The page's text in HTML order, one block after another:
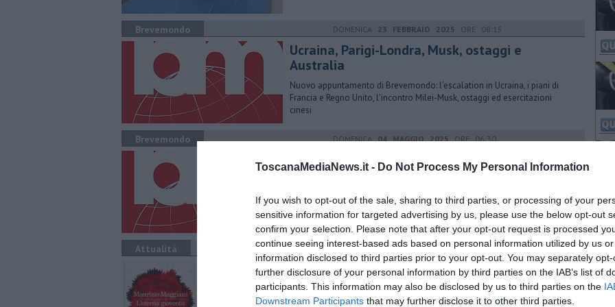
ToscanaMediaNews.it - Do Not Process My Personal Information
If you wish to opt-out of the sale, sharing to third parties, or processing of your
sensitive information for targeted advertising by us, please use the below opt-out
confirm your selection. Please note that after your opt-out request is processed
continue seeing interest-based ads based on personal information utilized by us
information disclosed to third parties prior to your opt-out. You may separately
further disclosure of your personal information by third parties on the IAB’s list of
participants. This information may also be disclosed by us to third parties on the
Downstream Participants that may further disclose it to other third parties.
Brevemondo DOMENICA 23 FEBBRAIO 2025 ORE 08:15
Ucraina, Parigi-Londra, Musk, ostaggi e
Australia
Nuovo appuntamento di Brevemondo: l'escalation in Ucraina, i piani di
Francia e Regno Unito, l'incontro Milei-Musk, ostaggi ed esercitazioni
cinesi
Brevemondo DOMENICA04 MAGGIO 2025ORE 06:30
Accordo Usa-Ucraina, conclave, Cina e AfD
Attualità GIOVEDÌ20 GIUGNO 2024 ORE 08:00
​Stregati!
"​Stregati!" nel Blog LE PREGIATE PENNE di Pierantonio Pardi